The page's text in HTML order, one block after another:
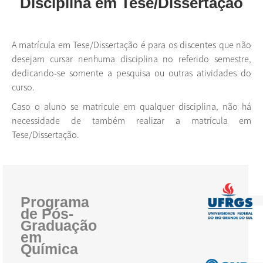
PESSOAL
INGRESSO
INFORMAÇÕES GERAIS
DEFESAS
INTERNACIONALIZAÇÃO
A matrícula em Tese/Dissertação é para os discentes que não
desejam cursar nenhuma disciplina no referido semestre,
dedicando-se somente a pesquisa ou outras atividades do
curso.
Caso o aluno se matricule em qualquer disciplina, não há
necessidade de também realizar a matrícula em
Tese/Dissertação.
Programa
de Pós-
Graduação
em
Química